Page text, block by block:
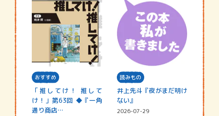
おすすめ
「推してけ！ 推して
け！」第63回 ◆『一角
通り商店…
読みもの
井上先斗『夜がまだ明け
ない』
2026-07-29